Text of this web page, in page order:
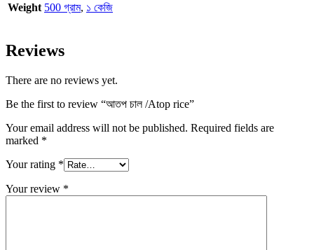
Weight 500 গ্রাম, ১ কেজি
Reviews
There are no reviews yet.
Be the first to review “আতপ চাল /Atop rice”
Your email address will not be published. Required fields are
marked *
Your rating *
Your review *